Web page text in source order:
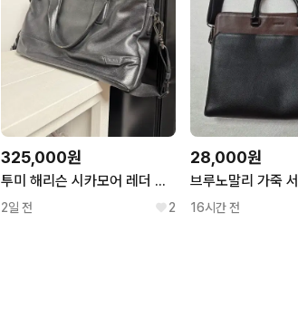
325,000원
투미 해리슨 시카모어 레더 브리프케이스 블랙 가죽 서류가방
2일 전 2
28,000원
16시간 전